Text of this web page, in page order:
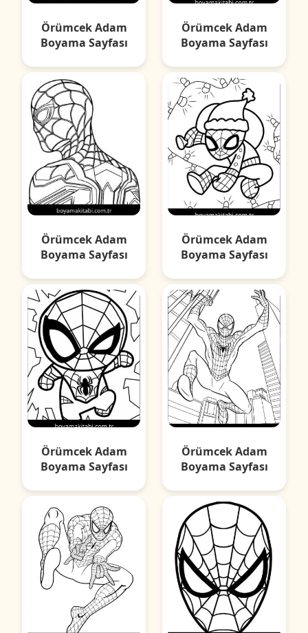
Örümcek Adam
Boyama Sayfası
Örümcek Adam
Boyama Sayfası
Örümcek Adam
Boyama Sayfası
Örümcek Adam
Boyama Sayfası
Örümcek Adam
Boyama Sayfası
Örümcek Adam
Boyama Sayfası